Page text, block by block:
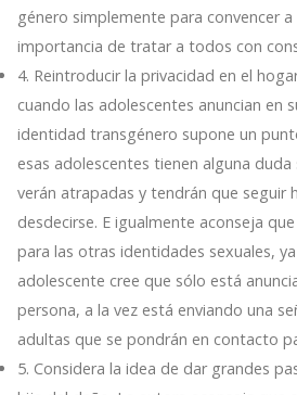
género simplemente para convencer
importancia de tratar a todos con
4. Reintroducir la privacidad en el
cuando las adolescentes anuncian en
identidad transgénero supone un
esas adolescentes tienen alguna
verán atrapadas y tendrán que seguir
desdecirse. E igualmente aconseja
para las otras identidades sexuales,
adolescente cree que sólo está
persona, a la vez está enviando una
adultas que se pondrán en contacto
5. Considera la idea de dar grandes